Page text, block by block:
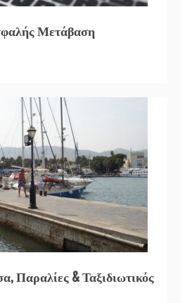
Μετάβαση
Παραλίες & Ταξιδιωτικός